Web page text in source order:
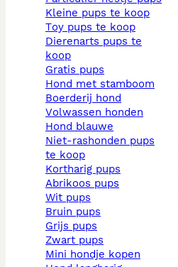
kleine pups te koop
toy pups te koop
dierenarts pups te
koop
gratis pups
hond met stamboom
boerderij hond
volwassen honden
hond blauwe
niet-rashonden pups
te koop
kortharig pups
abrikoos pups
wit pups
bruin pups
grijs pups
zwart pups
mini hondje kopen